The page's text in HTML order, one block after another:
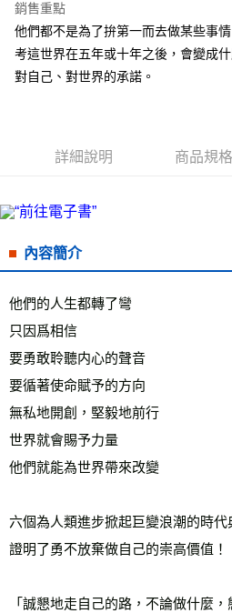
悠遊付
ATM付款
每筆NT$50，滿NT$499(含以上)免運費
每筆NT$60，滿NT$799(含以上)免運費
付款後7-11取貨
宅配
每筆NT$70，滿NT$799(含以上)免運費
離島宅配
每筆NT$200，滿NT$99,999(含以上)
海外叢書運費
銷售重點
他們都不是為了拚第一而去做某些事
考這世界在五年或十年之後，會變成
對自己、對世界的承諾。
詳細說明 商品規格
內容簡介
他們的人生都轉了彎
只因爲相信
要勇敢聆聽内心的聲音
要循著使命賦予的方向
無私地開創，堅毅地前行
世界就會賜予力量
他們就能為世界帶來改變
六個為人類進步掀起巨變浪潮的時代
證明了勇不放棄做自己的崇高價值！
「誠懇地走自己的路，不論做什麼，